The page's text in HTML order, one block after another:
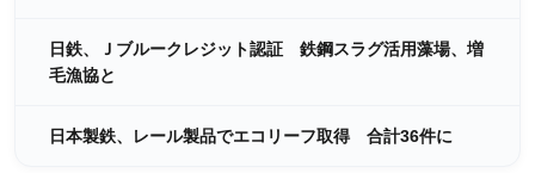
日鉄、Ｊブルークレジット認証 鉄鋼スラグ活用藻場、増
毛漁協と
日本製鉄、レール製品でエコリーフ取得 合計36件に